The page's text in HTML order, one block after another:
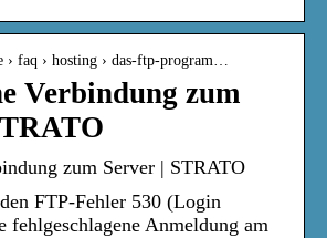
faq › hosting › das-ftp-program…
Verbindung zum
zum Server | STRATO
FTP-Fehler 530 (Login
fehlgeschlagene Anmeldung am